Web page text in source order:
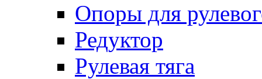
Опоры для
Редуктор
Рулевая тяга